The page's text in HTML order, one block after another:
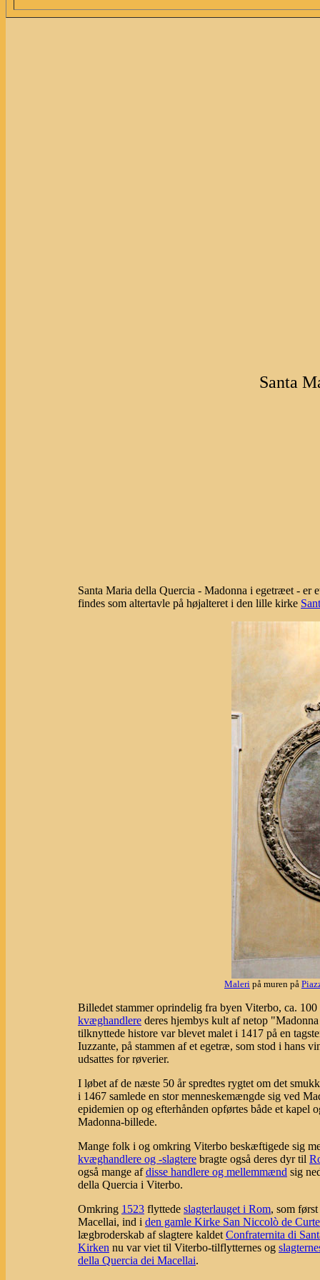
Santa
Santa Maria della Quercia - Madonna i egetræet - er
findes som altertavle på højalteret i den lille kirke
Maleri på muren på
Billedet stammer oprindelig fra byen Viterbo, ca.
kvæghandlere deres hjembys kult af netop
tilknyttede histore var blevet malet i 1417 på en
Iuzzante, på stammen af et egetræ, som stod i hans
udsattes for røverier.
I løbet af de næste 50 år spredtes rygtet om det
i 1467 samlede en stor menneskemængde sig ved
epidemien op og efterhånden opførtes både et kapel
Madonna-billede.
Mange folk i og omkring Viterbo beskæftigede sig
kvæghandlere og -slagtere bragte også deres dyr til
også mange afdisse handlere og mellemmænd sig
della Quercia i Viterbo.
Omkring 1523 flyttede slagterlauget i Rom, som
Macellai, ind i den gamle Kirke San Niccolò de Curte
lægbroderskab af slagtere kaldet Confraternita di
Kirken nu var viet til Viterbo-tilflytternes og
della Quercia dei Macellai.